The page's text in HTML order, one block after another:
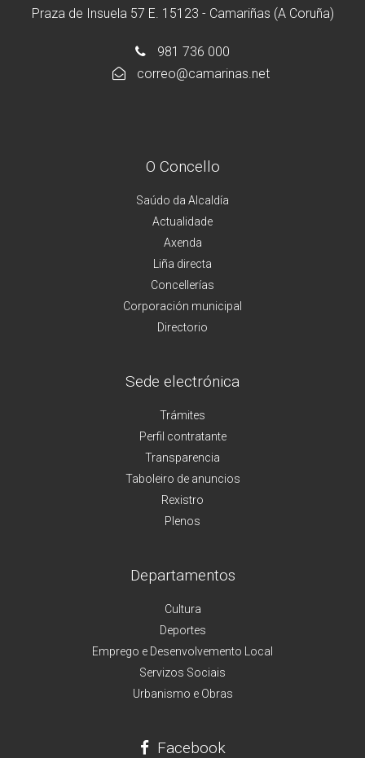
Praza de Insuela 57 E. 15123 - Camariñas (A Coruña)
981 736 000
correo@camarinas.net
O Concello
Saúdo da Alcaldía
Actualidade
Axenda
Liña directa
Concellerías
Corporación municipal
Directorio
Sede electrónica
Trámites
Perfil contratante
Transparencia
Taboleiro de anuncios
Rexistro
Plenos
Departamentos
Cultura
Deportes
Emprego e Desenvolvemento Local
Servizos Sociais
Urbanismo e Obras
Facebook